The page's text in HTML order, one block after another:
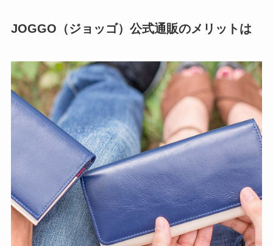
JOGGO（ジョッゴ）公式通販のメリットは